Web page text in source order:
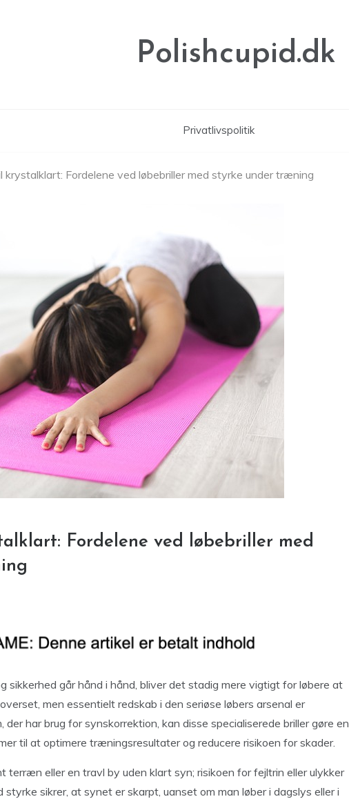
Polishcupid.dk
Privatlivspolitik
krystalklart: Fordelene ved løbebriller med styrke under træning
Fordelene ved løbebriller med
sikkerhed går hånd i hånd, bliver det stadig mere vigtigt for løbere at
men essentielt redskab i den seriøse løbers arsenal er
der har brug for synskorrektion, kan disse specialiserede briller gøre en
til at optimere træningsresultater og reducere risikoen for skader.
terræn eller en travl by uden klart syn; risikoen for fejltrin eller ulykker
styrke sikrer, at synet er skarpt, uanset om man løber i dagslys eller i